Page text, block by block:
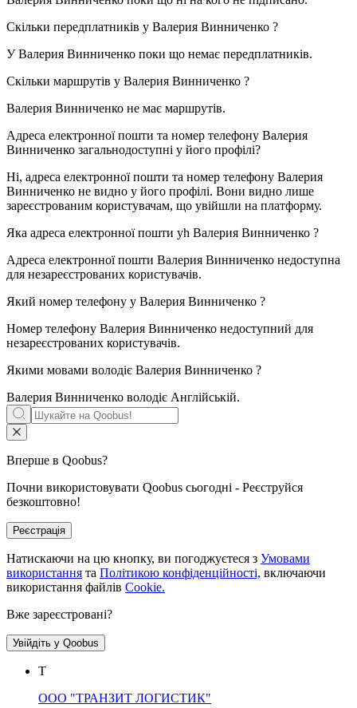
Скільки передплатників у Валерия Винниченко ?
У Валерия Винниченко поки що немає передплатників.
Скільки маршрутів у Валерия Винниченко ?
Валерия Винниченко не має маршрутів.
Адреса електронної пошти та номер телефону Валерия
Винниченко загальнодоступні у його профілі?
Ні, адреса електронної пошти та номер телефону Валерия
Винниченко не видно у його профілі. Вони видно лише
зареєстрованим користувачам, що увійшли на платформу.
Яка адреса електронної пошти уh Валерия Винниченко ?
Адреса електронної пошти Валерия Винниченко недоступна
для незареєстрованих користувачів.
Який номер телефону у Валерия Винниченко ?
Номер телефону Валерия Винниченко недоступний для
незареєстрованих користувачів.
Якими мовами володіє Валерия Винниченко ?
Валерия Винниченко володіє Англійській.
Вперше в Qoobus?
Почни використовувати Qoobus сьогодні - Реєструйся
безкоштовно!
Реєстрація
Натискаючи на цю кнопку, ви погоджуєтеся з Умовами
використання та Політикою конфіденційності, включаючи
використання файлів Cookie.
Вже зареєстровані?
Увійдіть у Qoobus
Т
ООО "ТРАНЗИТ ЛОГИСТИК"